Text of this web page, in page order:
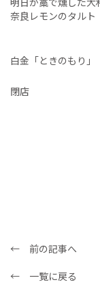
奈良レモンのタル
白金「ときのもり」
閉店
← 前の記事へ
← 一覧に戻る